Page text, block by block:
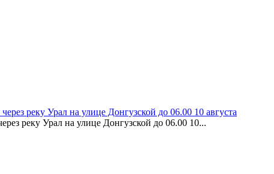
реку Урал на улице Донгузской до 06.00 10 августа
реку Урал на улице Донгузской до 06.00 10...